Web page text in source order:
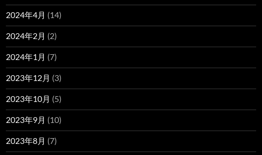
2024年4月 (14)
2024年2月 (2)
2024年1月 (7)
2023年12月 (3)
2023年10月 (5)
2023年9月 (10)
2023年8月 (7)